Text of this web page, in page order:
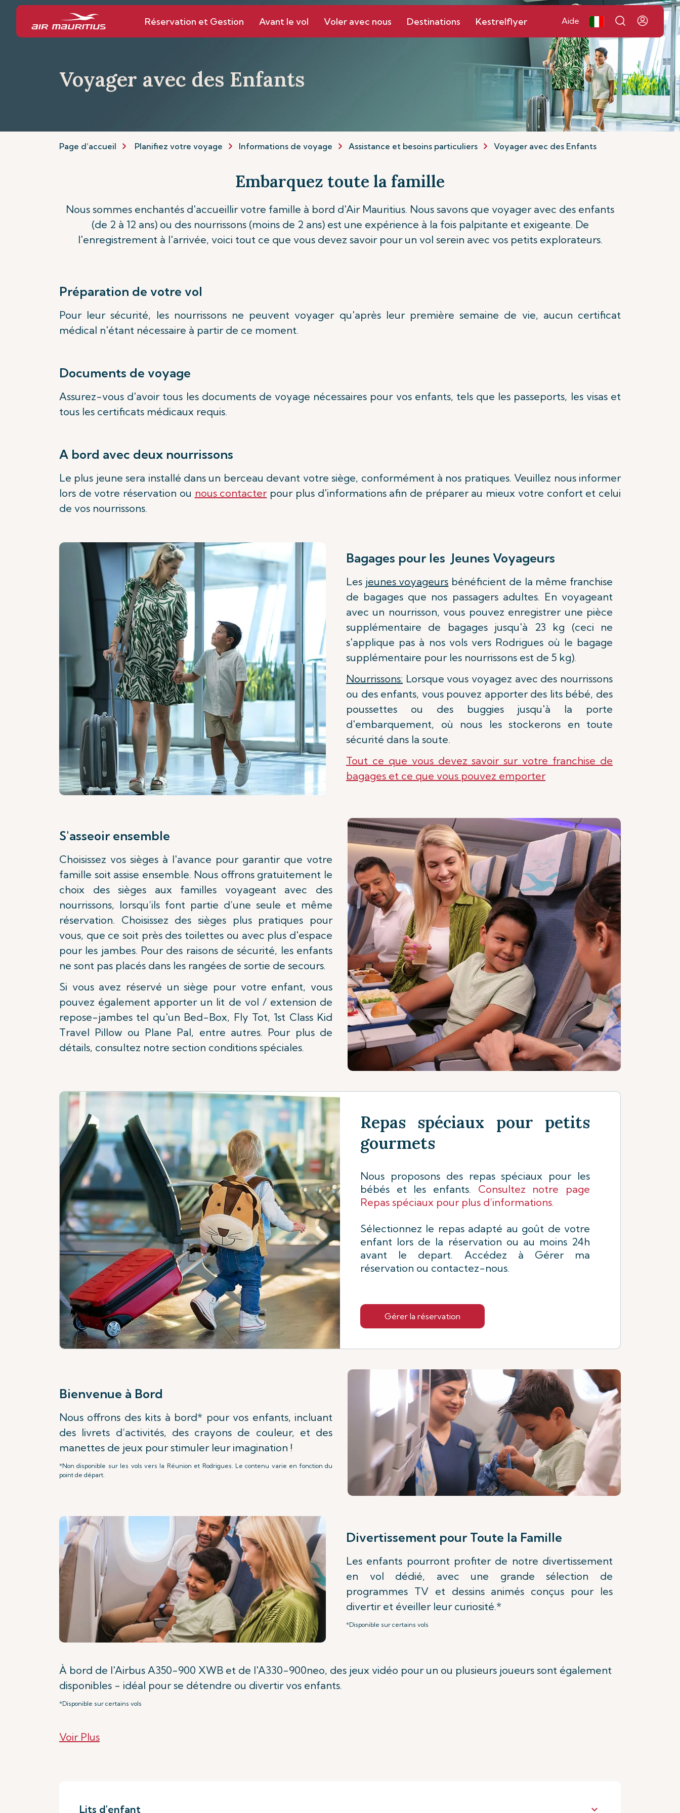
Réservation et Gestion Avant le vol Voler avec nous Destinations Kestrelflyer Aide
Voyager avec des Enfants
Page d’accueil Planifiez votre voyage Informations de voyage Assistance et besoins particuliers Voyager avec des Enfants
Embarquez toute la famille
Nous sommes enchantés d'accueillir votre famille à bord d'Air Mauritius. Nous savons que voyager avec des enfants
(de 2 à 12 ans) ou des nourrissons (moins de 2 ans) est une expérience à la fois palpitante et exigeante. De
l'enregistrement à l'arrivée, voici tout ce que vous devez savoir pour un vol serein avec vos petits explorateurs.
Préparation de votre vol
Pour leur sécurité, les nourrissons ne peuvent voyager qu'après leur première semaine de vie, aucun certificat
médical n'étant nécessaire à partir de ce moment.
Documents de voyage
Assurez-vous d'avoir tous les documents de voyage nécessaires pour vos enfants, tels que les passeports, les visas et
tous les certificats médicaux requis.
A bord avec deux nourrissons
Le plus jeune sera installé dans un berceau devant votre siège, conformément à nos pratiques. Veuillez nous informer
lors de votre réservation ou nous contacterpour plus d'informations afin de préparer au mieux votre confort et celui
de vos nourrissons.
Bagages pour les Jeunes Voyageurs
Les jeunes voyageurs bénéficient de la même franchise
de bagages que nos passagers adultes. En voyageant
avec un nourrisson, vous pouvez enregistrer une pièce
supplémentaire de bagages jusqu'à 23 kg (ceci ne
s'applique pas à nos vols vers Rodrigues où le bagage
supplémentaire pour les nourrissons est de 5 kg).
Nourrissons: Lorsque vous voyagez avec des nourrissons
ou des enfants, vous pouvez apporter des lits bébé, des
poussettes ou des buggies jusqu'à la porte
d'embarquement, où nous les stockerons en toute
sécurité dans la soute.
Tout ce que vous devez savoir sur votre franchise de
bagages et ce que vous pouvez emporter
S'asseoir ensemble
Choisissez vos sièges à l'avance pour garantir que votre
famille soit assise ensemble. Nous offrons gratuitement le
choix des sièges aux familles voyageant avec des
nourrissons, lorsqu’ils font partie d’une seule et même
réservation. Choisissez des sièges plus pratiques pour
vous, que ce soit près des toilettes ou avec plus d'espace
pour les jambes. Pour des raisons de sécurité, les enfants
ne sont pas placés dans les rangées de sortie de secours.
Si vous avez réservé un siège pour votre enfant, vous
pouvez également apporter un lit de vol / extension de
repose-jambes tel qu'un Bed-Box, Fly Tot, 1st Class Kid
Travel Pillow ou Plane Pal, entre autres. Pour plus de
détails, consultez notre section conditions spéciales.
Repas spéciaux pour petits
gourmets
Nous proposons des repas spéciaux pour les
bébés et les enfants. Consultez notre page
Repas spéciaux pour plus d’informations.
Sélectionnez le repas adapté au goût de votre
enfant lors de la réservation ou au moins 24h
avant le depart. Accédez à Gérer ma
réservation ou contactez-nous.
Gérer la réservation
Bienvenue à Bord
Nous offrons des kits à bord* pour vos enfants, incluant
des livrets d’activités, des crayons de couleur, et des
manettes de jeux pour stimuler leur imagination !
*Non disponible sur les vols vers la Réunion et Rodrigues. Le contenu varie en fonction du
point de départ.
Divertissement pour Toute la Famille
Les enfants pourront profiter de notre divertissement
en vol dédié, avec une grande sélection de
programmes TV et dessins animés conçus pour les
divertir et éveiller leur curiosité.*
*Disponible sur certains vols
À bord de l'Airbus A350-900 XWB et de l'A330-900neo, des jeux vidéo pour un ou plusieurs joueurs sont également
disponibles - idéal pour se détendre ou divertir vos enfants.
*Disponible sur certains vols
Voir Plus
Lits d'enfant keyboard_arrow_down